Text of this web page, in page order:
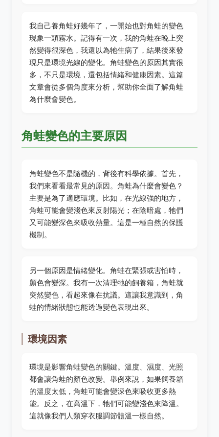
我自己養角蛙好幾年了，一開始也對角蛙的變色
現象一頭霧水。記得有一次，我的角蛙在晚上突
然變得很深色，我還以為牠生病了，結果後來發
現只是環境光線的變化。角蛙變色的原因其實很
多，不只是環境，還包括情緒和健康因素。這篇
文章會從多個角度來分析，幫助你全面了解角蛙
為什麼會變色。
角蛙變色的主要原因
角蛙變色不是隨機的，背後有科學依據。首先，
我們來看看最常見的原因。角蛙為什麼會變色？
主要是為了適應環境。比如，在光線強的地方，
角蛙可能會變淺色來反射陽光；在陰暗處，牠們
又可能變深色來吸收熱量。這是一種自然的保護
機制。
另一個原因是情緒變化。角蛙在緊張或害怕時，
顏色會變深。我有一次清理牠的飼養箱，角蛙就
突然變色，看起來像在抗議。這讓我意識到，角
蛙的情緒狀態也能透過變色表現出來。
環境因素
環境是影響角蛙變色的關鍵。溫度、濕度、光照
都會讓角蛙的顏色改變。舉例來說，如果飼養箱
的溫度太低，角蛙可能會變深色來吸收更多熱
能。反之，在高溫下，牠們可能變淺色來降溫。
這就像我們人類穿衣服調節體溫一樣自然。